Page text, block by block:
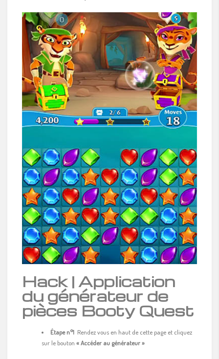
Hack | Application
du générateur de
pièces Booty Quest
Étape n°1 Rendez vous en haut de cette page et cliquez
sur le bouton « Accéder au générateur »